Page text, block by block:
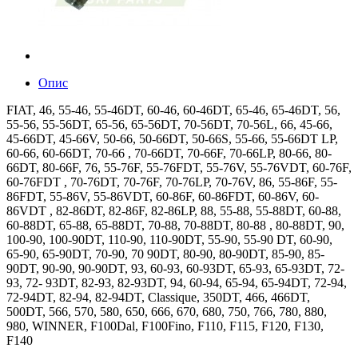
Опис
FIAT, 46, 55-46, 55-46DT, 60-46, 60-46DT, 65-46, 65-46DT, 56,
55-56, 55-56DT, 65-56, 65-56DT, 70-56DT, 70-56L, 66, 45-66,
45-66DT, 45-66V, 50-66, 50-66DT, 50-66S, 55-66, 55-66DT LP,
60-66, 60-66DT, 70-66 , 70-66DT, 70-66F, 70-66LP, 80-66, 80-
66DT, 80-66F, 76, 55-76F, 55-76FDT, 55-76V, 55-76VDT, 60-76F,
60-76FDT , 70-76DT, 70-76F, 70-76LP, 70-76V, 86, 55-86F, 55-
86FDT, 55-86V, 55-86VDT, 60-86F, 60-86FDT, 60-86V, 60-
86VDT , 82-86DT, 82-86F, 82-86LP, 88, 55-88, 55-88DT, 60-88,
60-88DT, 65-88, 65-88DT, 70-88, 70-88DT, 80-88 , 80-88DT, 90,
100-90, 100-90DT, 110-90, 110-90DT, 55-90, 55-90 DT, 60-90,
65-90, 65-90DT, 70-90, 70 90DT, 80-90, 80-90DT, 85-90, 85-
90DT, 90-90, 90-90DT, 93, 60-93, 60-93DT, 65-93, 65-93DT, 72-
93, 72- 93DT, 82-93, 82-93DT, 94, 60-94, 65-94, 65-94DT, 72-94,
72-94DT, 82-94, 82-94DT, Classique, 350DT, 466, 466DT,
500DT, 566, 570, 580, 650, 666, 670, 680, 750, 766, 780, 880,
980, WINNER, F100Dal, F100Fino, F110, F115, F120, F130,
F140